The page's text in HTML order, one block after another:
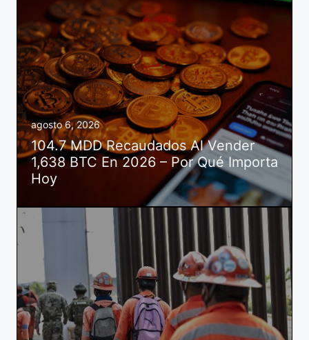
agosto 6, 2026
104.7 MDD Recaudados Al Vender
1,638 BTC En 2026 – Por Qué Importa
Hoy